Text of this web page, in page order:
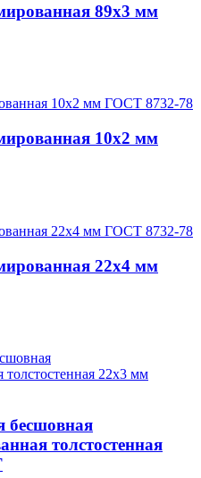
89х3 мм
10х2 мм
22х4 мм
бесшовная
толстостенная